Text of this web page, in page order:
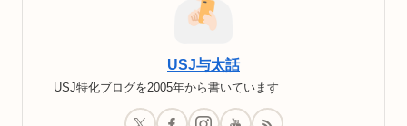
USJ与太話
USJ特化ブログを2005年から書いています